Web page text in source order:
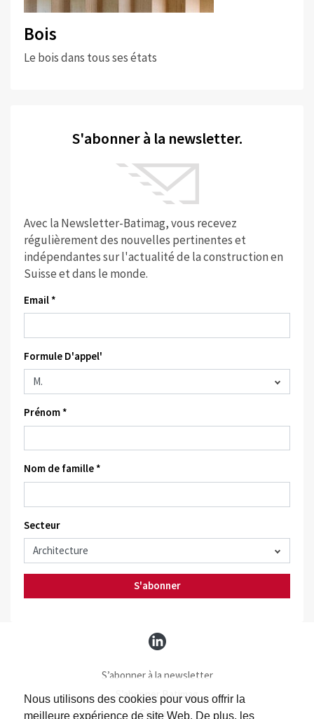
Nous utilisons des cookies pour vous offrir la
meilleure expérience de site Web. De plus, les
Bois
Le bois dans tous ses états
S'abonner à la newsletter.
Avec la Newsletter-Batimag, vous recevez
régulièrement des nouvelles pertinentes et
indépendantes sur l'actualité de la construction en
Suisse et dans le monde.
Email *
Formule D'appel'
Prénom *
Nom de famille *
Secteur
S'abonner
S’abonner à la newsletter
S’abonner Batimag
Contact